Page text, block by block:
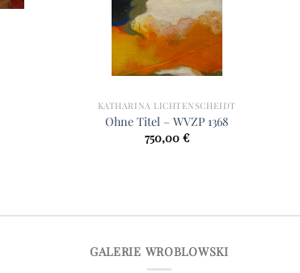
KATHARINA LICHTENSCHEIDT
Ohne Titel – WVZP 1368
750,00 €
GALERIE WROBLOWSKI